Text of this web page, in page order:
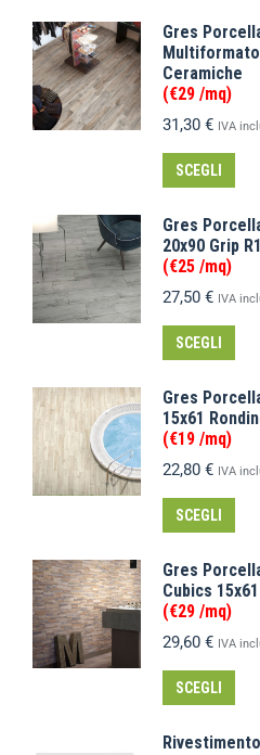
Gres
Multiformato
Ceramiche
(€29 /mq)
31,30 € IVA
SCEGLI
Gres
20x90 Grip
(€25 /mq)
27,50 € IVA
SCEGLI
Gres
15x61
(€19 /mq)
22,80 € IVA
SCEGLI
Gres
Cubics
(€29 /mq)
29,60 € IVA
SCEGLI